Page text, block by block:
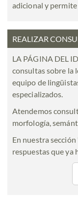
adicional y
REALIZAR
LA PÁGINA DEL
consultas sobre la
equipo de
especializados.
Atendemos
morfología,
En nuestra sección
respuestas que ya